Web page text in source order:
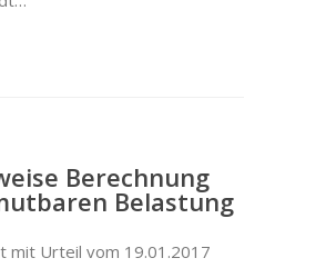
Berechnung
Belastung
mit Urteil vom 19.01.2017